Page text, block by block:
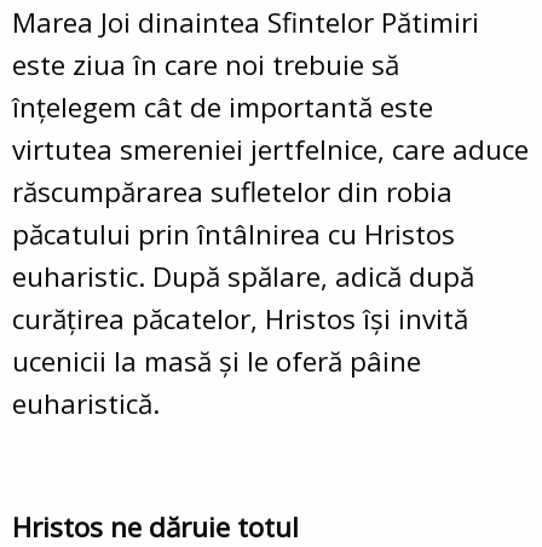
Marea Joi dinaintea Sfintelor Pătimiri
este ziua în care noi trebuie să
înţelegem cât de importantă este
virtutea smereniei jertfelnice, care aduce
răscumpărarea sufletelor din robia
păcatului prin întâlnirea cu Hristos
euharistic. După spălare, adică după
curăţirea păcatelor, Hristos îşi invită
ucenicii la masă şi le oferă pâine
euharistică.
Hristos ne dăruie totul